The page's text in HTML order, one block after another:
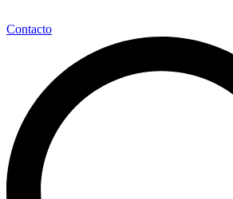
Contacto